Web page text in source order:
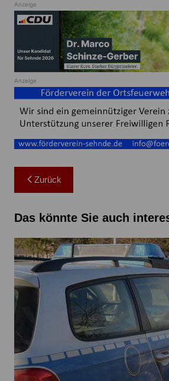
Anzeige
Anzeige
Beitragsnavigation
Zurück
Das könnte Sie auch